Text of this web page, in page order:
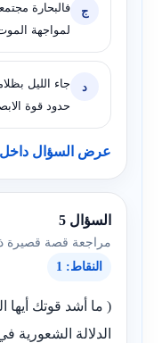
ج
فالبحارة
لمواجهة
د
جاء الليل
حدود قوة
عرض السؤال داخل
السؤال 5
مراجعة قصة قصيرة
النقاط: 1
( ما أشد قوتك
الدلالة الشعورية